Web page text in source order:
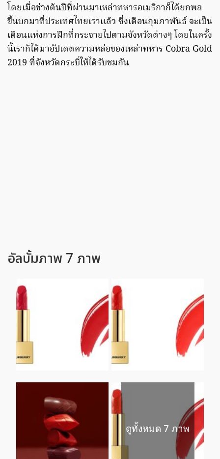
โดยเมื่อช่วงต้นปีที่ผ่านมาเหล่าทหารอเมริกาก็ได้ยกพล
ขึ้นบกมาที่ประเทศไทยเราแล้ว ซึ่งเดือนกุมภาพันธ์ จะเป็น
เดือนแห่งการฝึกที่กระจายไปตามจังหวัดต่างๆ โดยในครั้ง
นี้เราก็ได้มาอัปเดตความหล่อของเหล่าทหาร Cobra Gold
2019 ที่จังหวัดกระบี่ให้ได้รับชมกัน
อัลบั้มภาพ 7 ภาพ
ดูทั้งหมด 7 ภาพ